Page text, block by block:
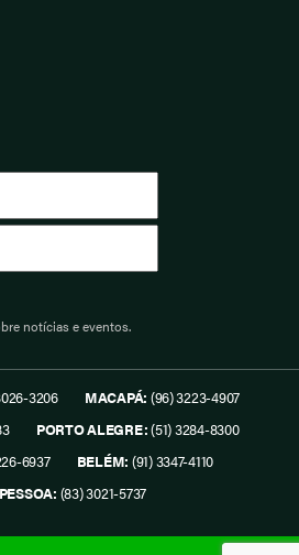
notícias e eventos.
3206 MACAPÁ: (96) 3223-4907
PORTO ALEGRE:(51) 3284-8300
6937 BELÉM: (91) 3347-4110
(83) 3021-5737